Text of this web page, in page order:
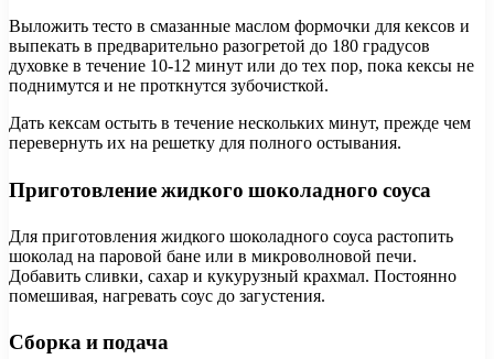
Выложить тесто в смазанные маслом формочки для кексов и
выпекать в предварительно разогретой до 180 градусов
духовке в течение 10-12 минут или до тех пор, пока кексы не
поднимутся и не проткнутся зубочисткой.
Дать кексам остыть в течение нескольких минут, прежде чем
перевернуть их на решетку для полного остывания.
Приготовление жидкого шоколадного соуса
Для приготовления жидкого шоколадного соуса растопить
шоколад на паровой бане или в микроволновой печи.
Добавить сливки, сахар и кукурузный крахмал. Постоянно
помешивая, нагревать соус до загустения.
Сборка и подача